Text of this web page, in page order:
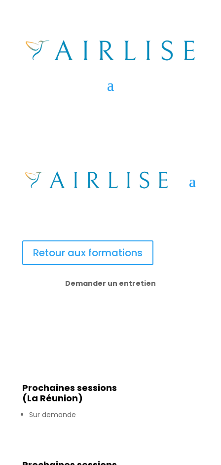
Accueil physique et
téléphonique
La formation “Accueil Physique et Téléphonique”
Retour aux formations
Demander un entretien
Prochaines sessions
(La Réunion)
Sur demande